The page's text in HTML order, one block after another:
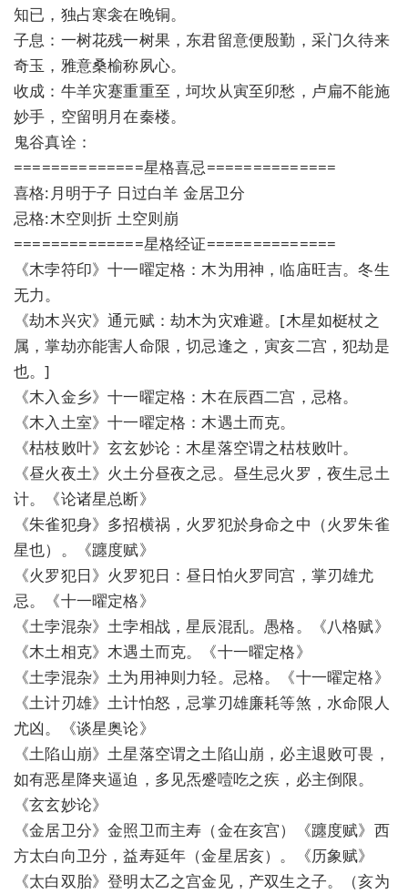
知已，独占寒衾在晚铜。
子息：一树花残一树果，东君留意便殷勤，采门久待来
奇玉，雅意桑榆称夙心。
收成：牛羊灾蹇重重至，坷坎从寅至卯愁，卢扁不能施
妙手，空留明月在秦楼。
鬼谷真诠：
==============星格喜忌==============
喜格:月明于子 日过白羊 金居卫分
忌格:木空则折 土空则崩
==============星格经证==============
《木孛符印》十一曜定格：木为用神，临庙旺吉。冬生
无力。
《劫木兴灾》通元赋：劫木为灾难避。[木星如梃杖之
属，掌劫亦能害人命限，切忌逢之，寅亥二宫，犯劫是
也。]
《木入金乡》十一曜定格：木在辰酉二宫，忌格。
《木入土室》十一曜定格：木遇土而克。
《枯枝败叶》玄玄妙论：木星落空谓之枯枝败叶。
《昼火夜土》火土分昼夜之忌。昼生忌火罗，夜生忌土
计。《论诸星总断》
《朱雀犯身》多招横祸，火罗犯於身命之中（火罗朱雀
星也）。《躔度赋》
《火罗犯日》火罗犯日：昼日怕火罗同宫，掌刃雄尤
忌。《十一曜定格》
《土孛混杂》土孛相战，星辰混乱。愚格。《八格赋》
《木土相克》木遇土而克。《十一曜定格》
《土孛混杂》土为用神则力轻。忌格。《十一曜定格》
《土计刃雄》土计怕怒，忌掌刃雄廉耗等煞，水命限人
尤凶。《谈星奥论》
《土陷山崩》土星落空谓之土陷山崩，必主退败可畏，
如有恶星降夹逼迫，多见炁蹙噎吃之疾，必主倒限。
《玄玄妙论》
《金居卫分》金照卫而主寿（金在亥宫）《躔度赋》西
方太白向卫分，益寿延年（金星居亥）。《历象赋》
《太白双胎》登明太乙之宫金见，产双生之子。（亥为